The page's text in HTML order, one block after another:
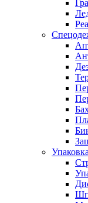
Упаковка